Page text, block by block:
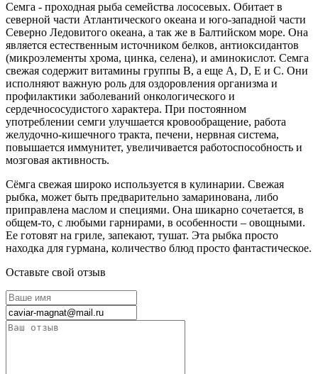
Семга - проходная рыба семейства лососевых. Обитает в
северной части Атлантического океана и юго-западной части
Северно Ледовитого океана, а так же в Балтийском море. Она
является естественным источником белков, антиоксидантов
(микроэлементы хрома, цинка, селена), и аминокислот. Семга
свежая содержит витамины группы B, а еще A, D, E и C. Они
исполняют важную роль для оздоровления организма и
профилактики заболеваний онкологического и
сердечнососудистого характера. При постоянном
употреблении семги улучшается кровообращение, работа
желудочно-кишечного тракта, печени, нервная система,
повышается иммунитет, увеличивается работоспособность и
мозговая активность.
Сёмга свежая широко используется в кулинарии. Свежая
рыбка, может быть предварительно замаринована, либо
приправлена маслом и специями. Она шикарно сочетается, в
общем-то, с любыми гарнирами, в особенности – овощными.
Ее готовят на гриле, запекают, тушат. Эта рыбка просто
находка для гурмана, количество блюд просто фантастическое.
Оставьте свой отзыв